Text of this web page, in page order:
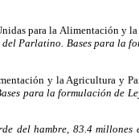
para la Alimentación y
Parlatino. Bases para la
y la Agricultura y
para la formulación de
del hambre, 83.4